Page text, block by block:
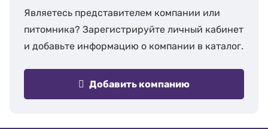
Являетесь представителем компании или
питомника? Зарегистрируйте личный кабинет
и добавьте информацию о компании в каталог.
Добавить компанию